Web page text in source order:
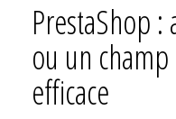
PrestaShop
ou un
efficace